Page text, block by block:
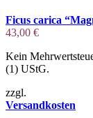
Ficus carica
43,00 €
Kein
(1) UStG.
zzgl.
Versandkosten